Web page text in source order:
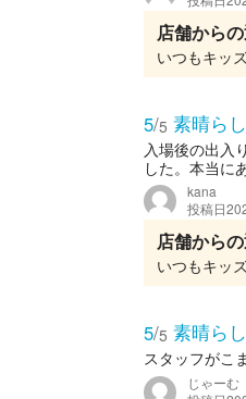
店舗から
5/5 素晴ら
入場後の出入
した。本当に
kana
投稿日
店舗から
5/5 素晴ら
スタッフがこ
じゃーむ